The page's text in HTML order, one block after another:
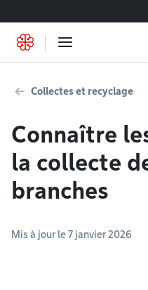
Collectes et recyclage
Connaître
la collecte
branches
Mis à jour le 7 janvier 2026